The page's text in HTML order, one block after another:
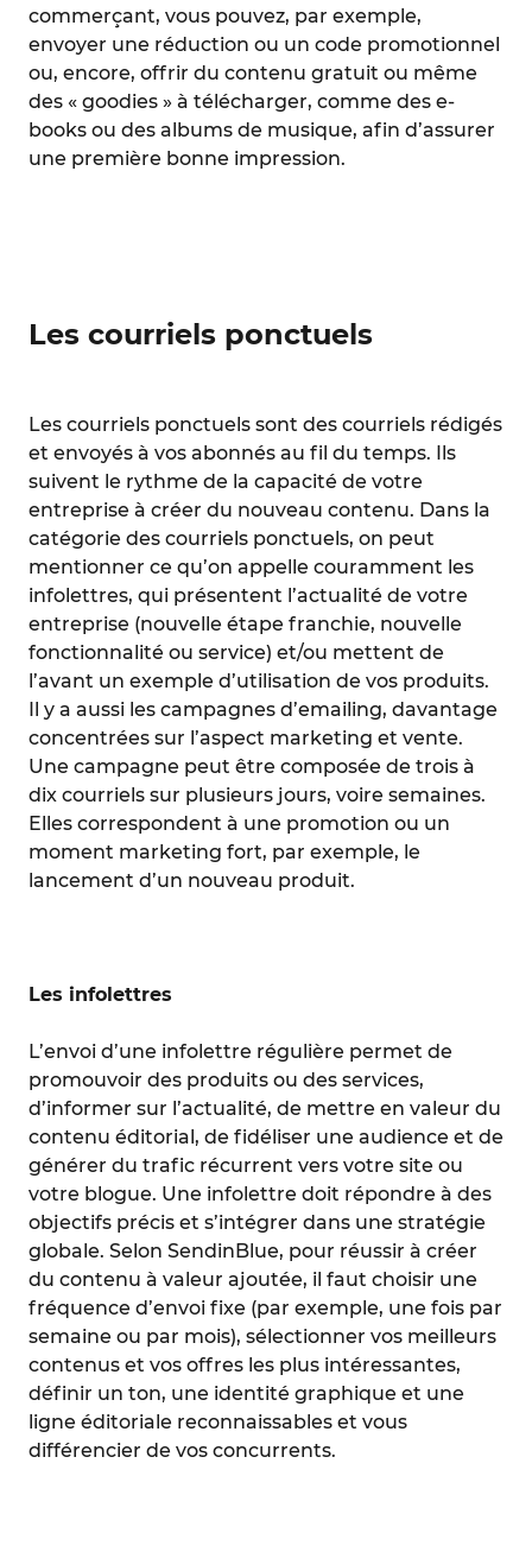
commerçant, vous pouvez, par exemple,
envoyer une réduction ou un code promotionnel
ou, encore, offrir du contenu gratuit ou même
des « goodies » à télécharger, comme des e-
books ou des albums de musique, afin d’assurer
une première bonne impression.
Les courriels ponctuels
Les courriels ponctuels sont des courriels rédigés
et envoyés à vos abonnés au fil du temps. Ils
suivent le rythme de la capacité de votre
entreprise à créer du nouveau contenu. Dans la
catégorie des courriels ponctuels, on peut
mentionner ce qu’on appelle couramment les
infolettres, qui présentent l’actualité de votre
entreprise (nouvelle étape franchie, nouvelle
fonctionnalité ou service) et/ou mettent de
l’avant un exemple d’utilisation de vos produits.
Il y a aussi les campagnes d’emailing, davantage
concentrées sur l’aspect marketing et vente.
Une campagne peut être composée de trois à
dix courriels sur plusieurs jours, voire semaines.
Elles correspondent à une promotion ou un
moment marketing fort, par exemple, le
lancement d’un nouveau produit.
Les infolettres
L’envoi d’une infolettre régulière permet de
promouvoir des produits ou des services,
d’informer sur l’actualité, de mettre en valeur du
contenu éditorial, de fidéliser une audience et de
générer du trafic récurrent vers votre site ou
votre blogue. Une infolettre doit répondre à des
objectifs précis et s’intégrer dans une stratégie
globale. Selon SendinBlue, pour réussir à créer
du contenu à valeur ajoutée, il faut choisir une
fréquence d’envoi fixe (par exemple, une fois par
semaine ou par mois), sélectionner vos meilleurs
contenus et vos offres les plus intéressantes,
définir un ton, une identité graphique et une
ligne éditoriale reconnaissables et vous
différencier de vos concurrents.